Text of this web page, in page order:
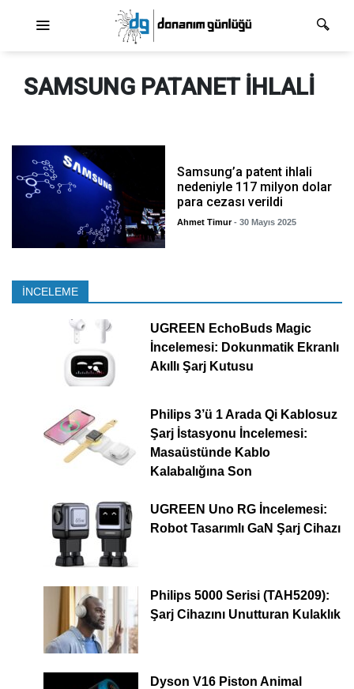
SAMSUNG PATANET IHLALI
Samsung’a patent ihlali
nedeniyle 117 milyon dolar
para cezası verildi
Ahmet Timur - 30 Mayıs 2025
İNCELEME
UGREEN EchoBuds Magic
İncelemesi: Dokunmatik Ekranlı
Akıllı Şarj Kutusu
Philips 3’ü 1 Arada Qi Kablosuz
Şarj İstasyonu İncelemesi:
Masaüstünde Kablo
Kalabalığına Son
UGREEN Uno RG İncelemesi:
Robot Tasarımlı GaN Şarj Cihazı
Philips 5000 Serisi (TAH5209):
Şarj Cihazını Unutturan Kulaklık
Dyson V16 Piston Animal